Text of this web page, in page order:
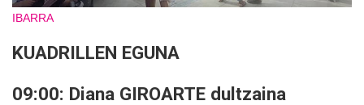
IBARRA
KUADRILLEN EGUNA
09:00: Diana GIROARTE dultzaina